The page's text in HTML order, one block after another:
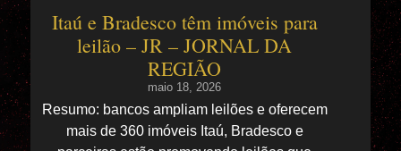
Itaú e Bradesco têm imóveis para
leilão – JR – JORNAL DA
REGIÃO
maio 18, 2026
Resumo: bancos ampliam leilões e oferecem
mais de 360 imóveis Itaú, Bradesco e